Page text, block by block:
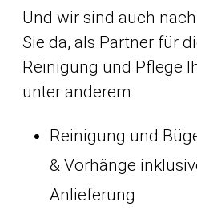
Und wir sind auch
Sie da, als Partner für
Reinigung und Pflege
unter anderem
Reinigung und
& Vorhänge
Anlieferung